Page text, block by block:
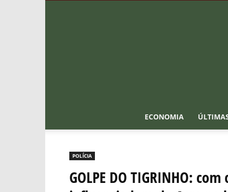
ECONOMIA
POLÍCIA
GOLPE DO TIGRINHO: